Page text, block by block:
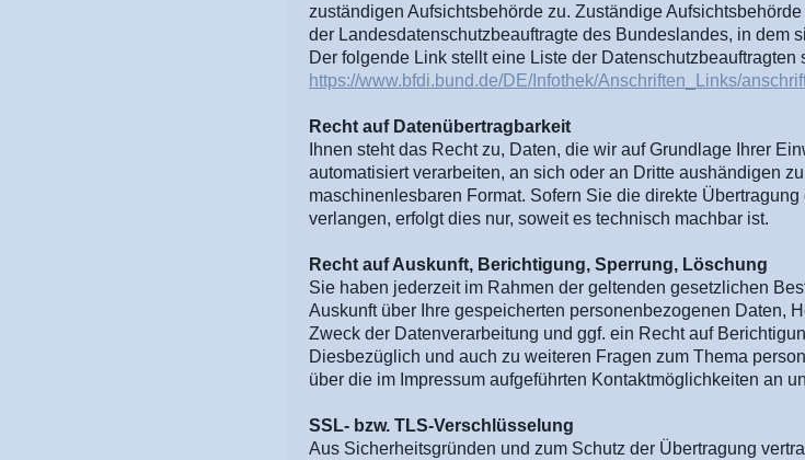
zuständigen Aufsichtsbehörde zu. Zuständige
der Landesdatenschutzbeauftragte des Bundeslandes, in dem
Der folgende Link stellt eine Liste der Datenschutzbeauftragten
https://www.bfdi.bund.de/DE/Infothek/Anschriften_Links/
Recht auf Datenübertragbarkeit
Ihnen steht das Recht zu, Daten, die wir auf Grundlage Ihrer
automatisiert verarbeiten, an sich oder an Dritte aushändigen
maschinenlesbaren Format. Sofern Sie die direkte
verlangen, erfolgt dies nur, soweit es technisch machbar ist.
Recht auf Auskunft, Berichtigung, Sperrung, Löschung
Sie haben jederzeit im Rahmen der geltenden gesetzlichen
Auskunft über Ihre gespeicherten personenbezogenen Daten,
Zweck der Datenverarbeitung und ggf. ein Recht auf
Diesbezüglich und auch zu weiteren Fragen zum Thema
über die im Impressum aufgeführten Kontaktmöglichkeiten an
SSL- bzw. TLS-Verschlüsselung
Aus Sicherheitsgründen und zum Schutz der Übertragung